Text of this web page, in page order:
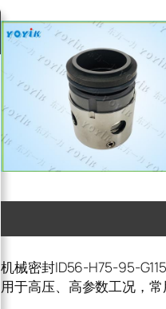
机械密封ID56-H75-95-
用于高压、高参数工况，